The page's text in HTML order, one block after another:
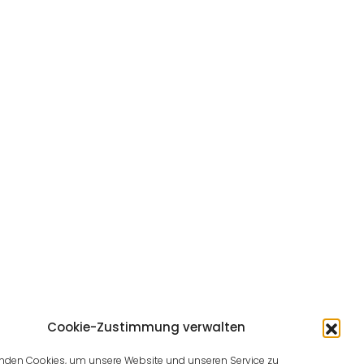
Cookie-Zustimmung verwalten
Cookies, um unsere Website und unseren Service zu